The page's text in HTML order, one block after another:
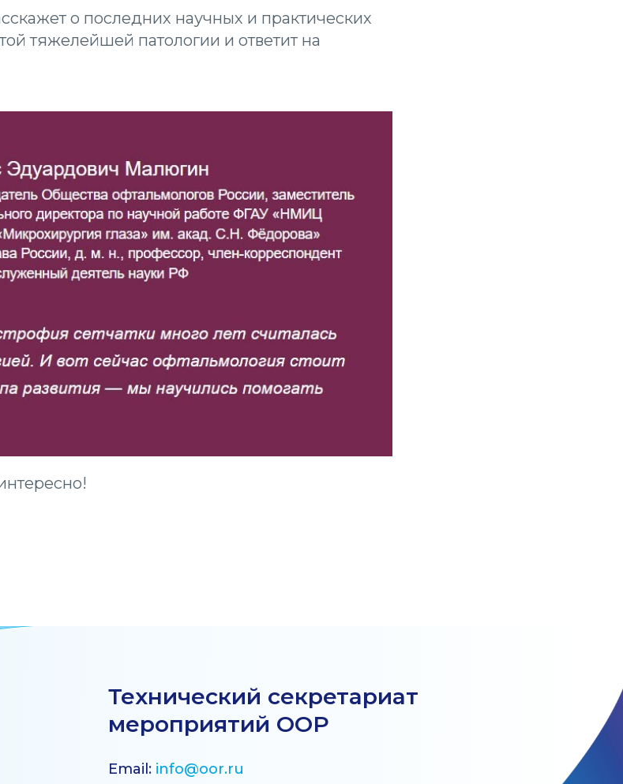
о последних научных и практических
тяжелейшей патологии и ответит на
Технический секретариат
мероприятий ООР
Email: info@oor.ru